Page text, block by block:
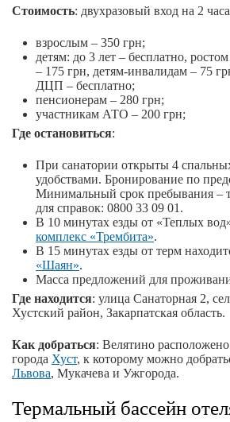
Стоимость: двухразовый вход на 2
взрослым – 350 грн;
детям: до 3 лет – бесплатно,
– 175 грн, детям-инвалидам – 75
ДЦП – бесплатно;
пенсионерам – 280 грн;
участникам АТО – 200 грн;
Где остановиться:
При санатории открыты 4
удобствами. Бронирование по
Минимальный срок пребывания –
для справок: 0800 33 09 01.
В 10 минутах езды от «Теплых
комплекс «Трембита».
В 15 минутах езды от терм
«Шаян».
Масса предложений для
Где находится: улица Санаторная 2,
Хустский район, Закарпатская область.
Как добраться: Велятино
города Хуст, к которому можно
Львова, Мукачева и Ужгорода.
Термальный бассейн